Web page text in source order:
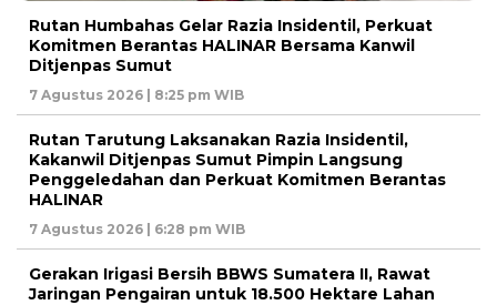
Rutan Humbahas Gelar Razia Insidentil, Perkuat
Komitmen Berantas HALINAR Bersama Kanwil
Ditjenpas Sumut
7 Agustus 2026 | 8:25 pm WIB
Rutan Tarutung Laksanakan Razia Insidentil,
Kakanwil Ditjenpas Sumut Pimpin Langsung
Penggeledahan dan Perkuat Komitmen Berantas
HALINAR
7 Agustus 2026 | 6:28 pm WIB
Gerakan Irigasi Bersih BBWS Sumatera II, Rawat
Jaringan Pengairan untuk 18.500 Hektare Lahan